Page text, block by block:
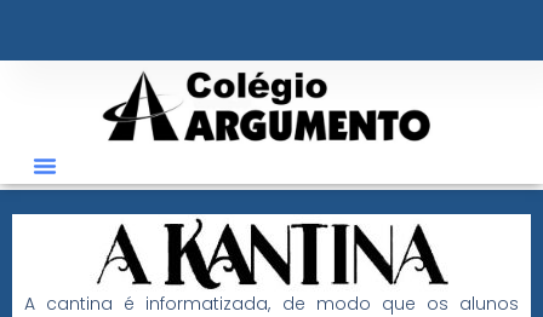
A cantina é informatizada, de modo que os alunos